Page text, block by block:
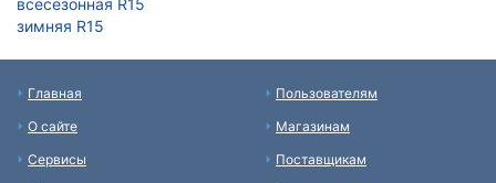
всесезонная R15
зимняя R15
Главная
О сайте
Сервисы
Пользователям
Магазинам
Поставщикам